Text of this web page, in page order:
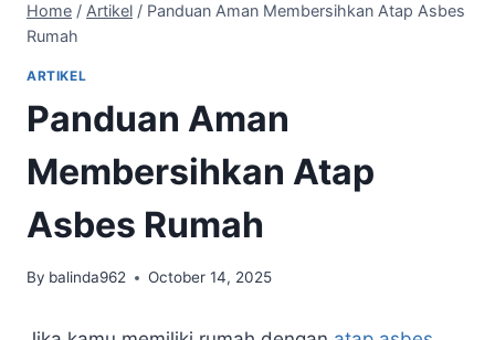
Home / Artikel / Panduan Aman Membersihkan Atap Asbes
Rumah
ARTIKEL
Panduan Aman
Membersihkan Atap
Asbes Rumah
By balinda962 October 14, 2025